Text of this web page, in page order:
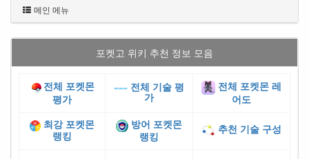
메인 메뉴
포켓고 위키 추천 정보 모음
전체 포켓몬
평가
전체 기술 평
가
전체 포켓몬 레
어도
최강 포켓몬
랭킹
방어 포켓몬
랭킹
추천 기술 구성